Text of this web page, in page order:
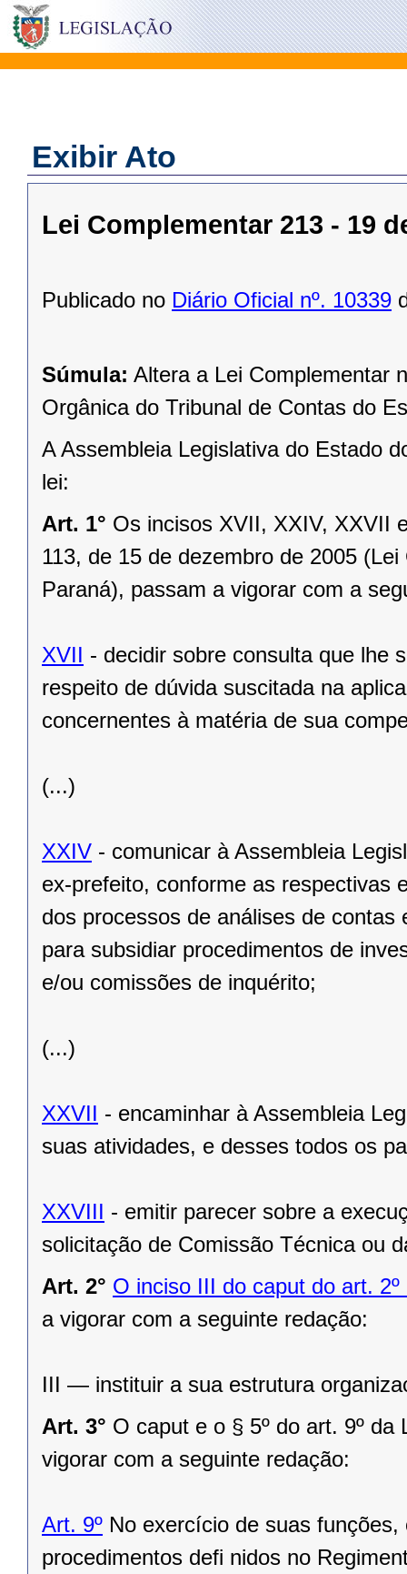
Exibir Ato
Lei Complementar 213 - 19
Publicado no Diário Oficial nº. 10339
Súmula: Altera a Lei Complementar
Orgânica do Tribunal de Contas do
A Assembleia Legislativa do Estado
lei:
Art. 1° Os incisos XVII, XXIV, XXVII
113, de 15 de dezembro de 2005
Paraná), passam a vigorar com a
XVII - decidir sobre consulta que lhe
respeito de dúvida suscitada na
concernentes à matéria de sua
(...)
XXIV - comunicar à Assembleia
ex-prefeito, conforme as respectivas
dos processos de análises de
para subsidiar procedimentos de
e/ou comissões de inquérito;
(...)
XXVII - encaminhar à Assembleia
suas atividades, e desses todos os
XXVIII - emitir parecer sobre a
solicitação de Comissão Técnica ou
Art. 2° O inciso III do caput do art.
a vigorar com a seguinte redação:
III — instituir a sua estrutura
Art. 3° O caput e o § 5º do art. 9º da
vigorar com a seguinte redação:
Art. 9º No exercício de suas
procedimentos defi nidos no